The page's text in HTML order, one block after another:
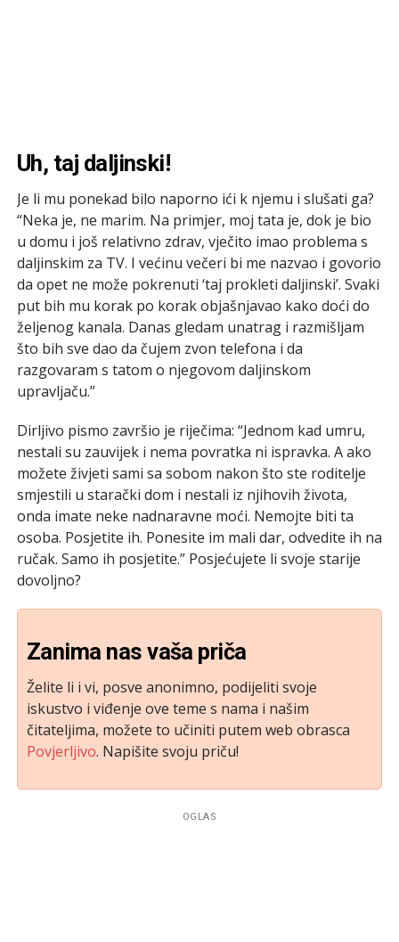
Uh, taj daljinski!
Je li mu ponekad bilo naporno ići k njemu i slušati ga?
“Neka je, ne marim. Na primjer, moj tata je, dok je bio
u domu i još relativno zdrav, vječito imao problema s
daljinskim za TV. I većinu večeri bi me nazvao i govorio
da opet ne može pokrenuti ‘taj prokleti daljinski’. Svaki
put bih mu korak po korak objašnjavao kako doći do
željenog kanala. Danas gledam unatrag i razmišljam
što bih sve dao da čujem zvon telefona i da
razgovaram s tatom o njegovom daljinskom
upravljaču.”
Dirljivo pismo završio je riječima: “Jednom kad umru,
nestali su zauvijek i nema povratka ni ispravka. A ako
možete živjeti sami sa sobom nakon što ste roditelje
smjestili u starački dom i nestali iz njihovih života,
onda imate neke nadnaravne moći. Nemojte biti ta
osoba. Posjetite ih. Ponesite im mali dar, odvedite ih na
ručak. Samo ih posjetite.” Posjećujete li svoje starije
dovoljno?
Zanima nas vaša priča
Želite li i vi, posve anonimno, podijeliti svoje
iskustvo i viđenje ove teme s nama i našim
čitateljima, možete to učiniti putem web obrasca
Povjerljivo. Napišite svoju priču!
OGLAS